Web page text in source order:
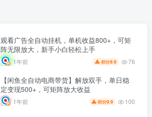
观看广告全自动挂机，单机收益800+，可矩
阵无限放大，新手小白轻松上手
1年前 积分9.9 76
【闲鱼全自动电商带货】解放双手，单日稳
定变现500+，可矩阵放大收益
1年前 积分9.9 100